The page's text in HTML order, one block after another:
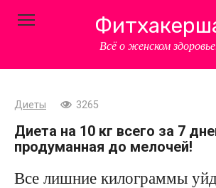
Всё о женском
Диеты 3265
Диета на 10 кг всего за 7
продуманная до мелочей!
Все лишние килограммы